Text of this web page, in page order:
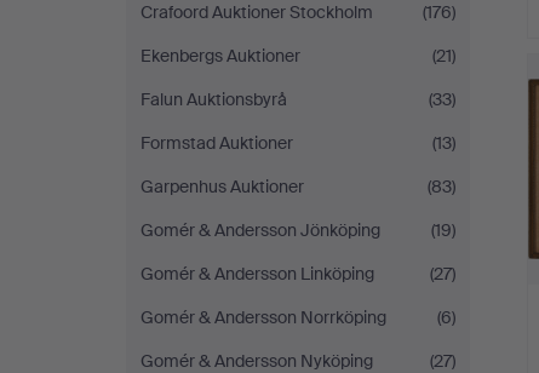
Crafoord Auktioner Stockholm
(176)
Ekenbergs Auktioner
(21)
Falun Auktionsbyrå
(33)
Formstad Auktioner
(13)
Garpenhus Auktioner
(83)
Gomér & Andersson Jönköping
(19)
Gomér & Andersson Linköping
(27)
Gomér & Andersson Norrköping
(6)
Gomér & Andersson Nyköping
(27)